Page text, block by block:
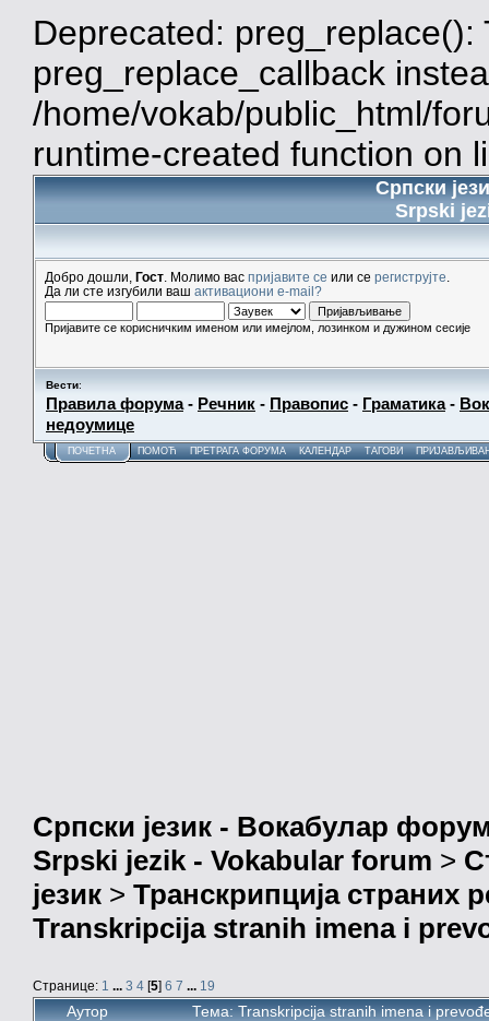
Deprecated:
preg_replace_callback
/home/vokab/public_html/
runtime-created function on
Српски
Srpski
Добро дошли, Гост . Молимо вас пријавите се или се региструјте
Да ли сте изгубили ваш активациони e-mail?
Пријавите се корисничким именом или имејлом, лозинком и дужином сесије
Вести:
Правила форума- Речник - Правопис - Граматика-
недоумице
ПОЧЕТНА ПОМОЋ ПРЕТРАГА ФОРУМА КАЛЕНДАР ТАГОВИ
Српски језик - Вокабулар
Srpski jezik - Vokabular forum >
језик > Транскрипција страних
Transkripcija stranih imena i
Странице: 1 ... 3 4 [5] 6 7 ... 19
Аутор Тема: Transkripcija stranih imena i